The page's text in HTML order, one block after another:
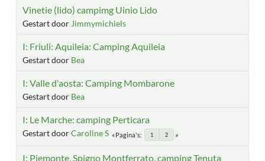
Vinetie (lido) campimg Uinio Lido
Gestart door Jimmymichiels
I: Friuli: Aquileia: Camping Aquileia
Gestart door Bea
I: Valle d'aosta: Camping Mombarone
Gestart door Bea
I: Le Marche: camping Perticara
Gestart doorCaroline S Pagina's 1 2
I: Piemonte, Spigno Montferrato, camping Tenuta